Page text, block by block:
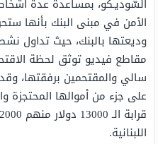
السّوديـكو، بمساعدة عدة
الأمن في مبنى البنك بأنها
وديعتها بالبنك، حيث تداول
مقاطع فيديو توثق لحظة
سالي والمقتحمين برفقتها،
اللبنانية.